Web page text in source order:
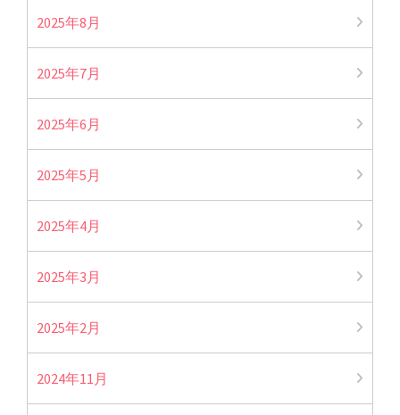
2025年8月
2025年7月
2025年6月
2025年5月
2025年4月
2025年3月
2025年2月
2024年11月